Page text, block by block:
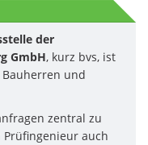
der
GmbH, kurz bvs, ist
und
zentral zu
auch